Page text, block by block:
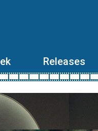
Releases